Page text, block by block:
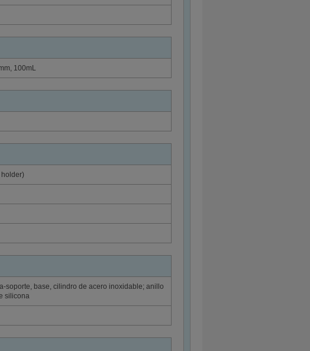
100mL
soporte, base, cilindro de acero inoxidable; anillo
silicona